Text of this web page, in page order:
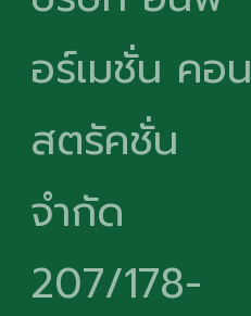
อร์เมชั่น คอน
สตรัคชั่น
จำกัด
207/178-